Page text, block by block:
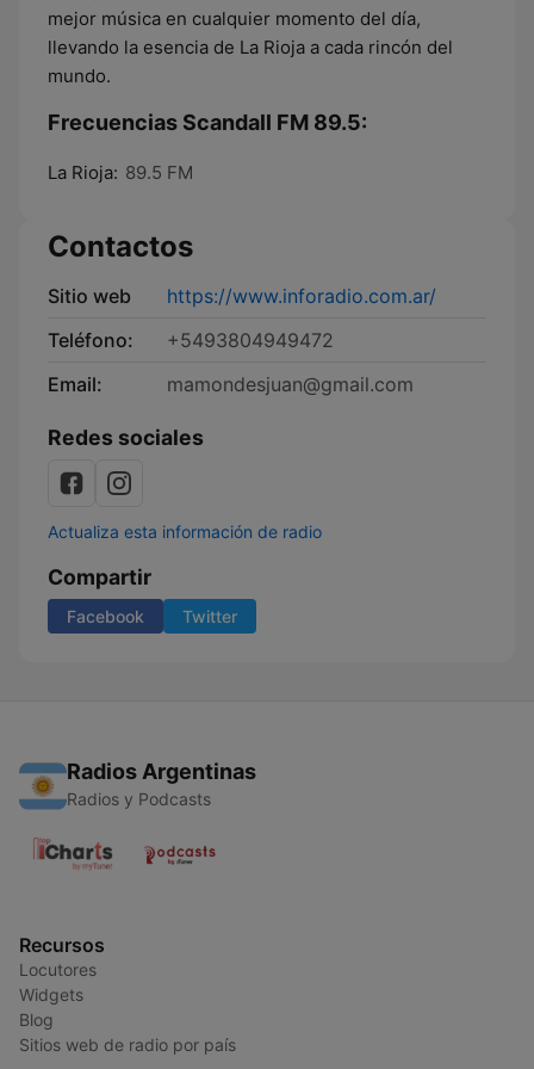
mejor música en cualquier momento del día,
llevando la esencia de La Rioja a cada rincón del
mundo.
Frecuencias Scandall FM 89.5:
La Rioja: 89.5 FM
Contactos
Sitio web
https://www.inforadio.com.ar/
Teléfono:
+5493804949472
Email:
mamondesjuan@gmail.com
Redes sociales
Actualiza esta información de radio
Compartir
Facebook Twitter
Radios Argentinas
Radios y Podcasts
Recursos
Locutores
Widgets
Blog
Sitios web de radio por país